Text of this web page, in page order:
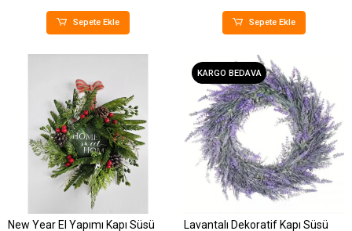
Sepete Ekle Sepete Ekle
New Year El Yapımı Kapı Süsü
KARGO BEDAVA
Lavantalı Dekoratif Kapı Süsü